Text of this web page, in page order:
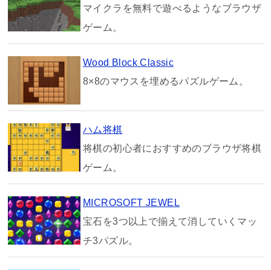
マイクラを無料で遊べるようなブラウザ
ゲーム。
Wood Block Classic
8×8のマウスを埋めるパズルゲーム。
ハム将棋
将棋の初心者におすすめのブラウザ将棋
ゲーム。
MICROSOFT JEWEL
宝石を3つ以上で揃えて消していくマッ
チ3パズル。